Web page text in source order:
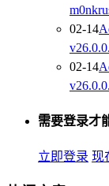
02-14
02-14
需要登录才
立即登录 现